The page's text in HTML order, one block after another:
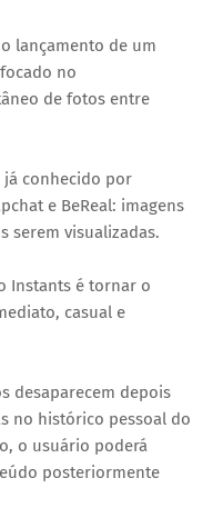
lançamento de um
no
de fotos entre
conhecido por
e BeReal: imagens
serem visualizadas.
Instants é tornar o
casual e
desaparecem depois
no histórico pessoal do
o usuário poderá
posteriormente